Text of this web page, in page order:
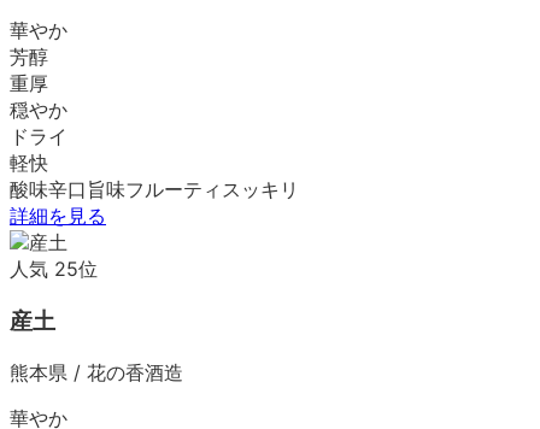
華やか
芳醇
重厚
穏やか
ドライ
軽快
酸味辛口 旨味フルーティ スッキリ
詳細を見る
人気 25位
産土
熊本県 / 花の香酒造
華やか